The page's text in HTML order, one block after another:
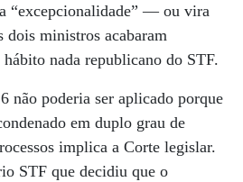
“excepcionalidade” — ou vira
dois ministros acabaram
nada republicano do STF.
não poderia ser aplicado porque
em duplo grau de
implica a Corte legislar.
STF que decidiu que o